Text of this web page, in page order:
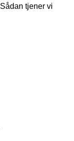
Sådan tjener vi